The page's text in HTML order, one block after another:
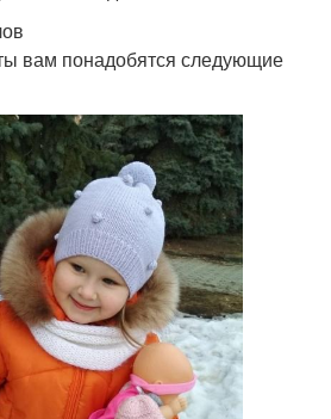
вам понадобятся следующие